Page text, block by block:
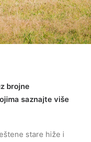
brojne
saznajte više
stare hiže i